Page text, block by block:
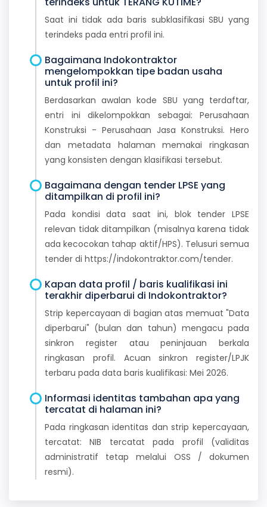
Saat ini tidak ada baris subklasifikasi SBU yang
terindeks pada entri profil ini.
Bagaimana Indokontraktor
mengelompokkan tipe badan usaha
untuk profil ini?
Berdasarkan awalan kode SBU yang terdaftar,
entri ini dikelompokkan sebagai: Perusahaan
Konstruksi - Perusahaan Jasa Konstruksi. Hero
dan metadata halaman memakai ringkasan
yang konsisten dengan klasifikasi tersebut.
Bagaimana dengan tender LPSE yang
ditampilkan di profil ini?
Pada kondisi data saat ini, blok tender LPSE
relevan tidak ditampilkan (misalnya karena tidak
ada kecocokan tahap aktif/HPS). Telusuri semua
tender di https://indokontraktor.com/tender.
Kapan data profil / baris kualifikasi ini
terakhir diperbarui di Indokontraktor?
Strip kepercayaan di bagian atas memuat "Data
diperbarui" (bulan dan tahun) mengacu pada
sinkron register atau peninjauan berkala
ringkasan profil. Acuan sinkron register/LPJK
terbaru pada data baris kualifikasi: Mei 2026.
Informasi identitas tambahan apa yang
tercatat di halaman ini?
Pada ringkasan identitas dan strip kepercayaan,
tercatat: NIB tercatat pada profil (validitas
administratif tetap melalui OSS / dokumen
resmi).